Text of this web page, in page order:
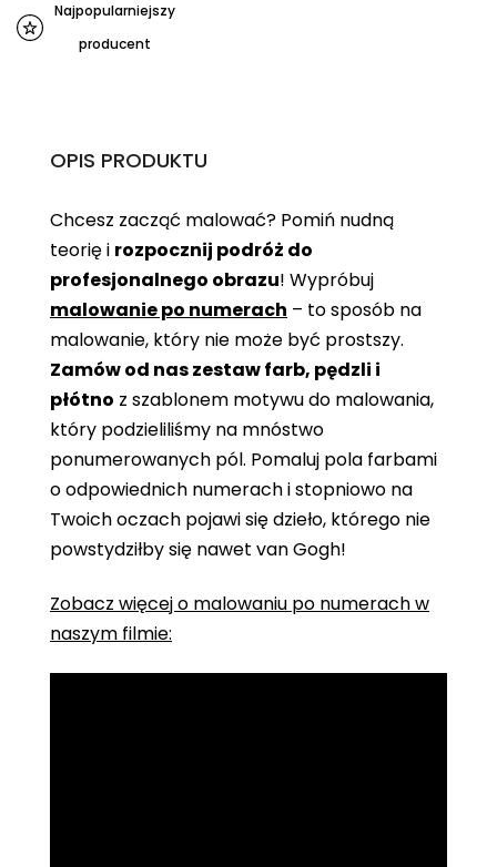
Najpopularniejszy
producent
OPIS PRODUKTU
Chcesz zacząć malować? Pomiń nudną
teorię i rozpocznij podróż do
profesjonalnego obrazu! Wypróbuj
malowanie po numerach – to sposób na
malowanie, który nie może być prostszy.
Zamów od nas zestaw farb, pędzli i
płótno z szablonem motywu do malowania,
który podzieliliśmy na mnóstwo
ponumerowanych pól. Pomaluj pola farbami
o odpowiednich numerach i stopniowo na
Twoich oczach pojawi się dzieło, którego nie
powstydziłby się nawet van Gogh!
Zobacz więcej o malowaniu po numerach w
naszym filmie: